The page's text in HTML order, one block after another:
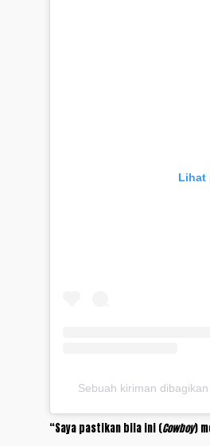
Lihat
Sebuah kiriman
“Saya pastikan bila ini (Cowboy)